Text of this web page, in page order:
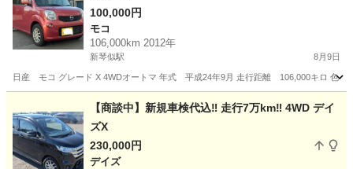
100,000円
モコ
106,000km 2012年
新琴似駅 8月9日
日産 モコ グレード X 4WDオートマ 年式 平成24年9月 走行距離 106,000キロ 色
新琴似駅 モコ
【商談中】新規車検代込‼️ 走行7万km‼️ 4WD デイ
ズX
230,000円
デイズ